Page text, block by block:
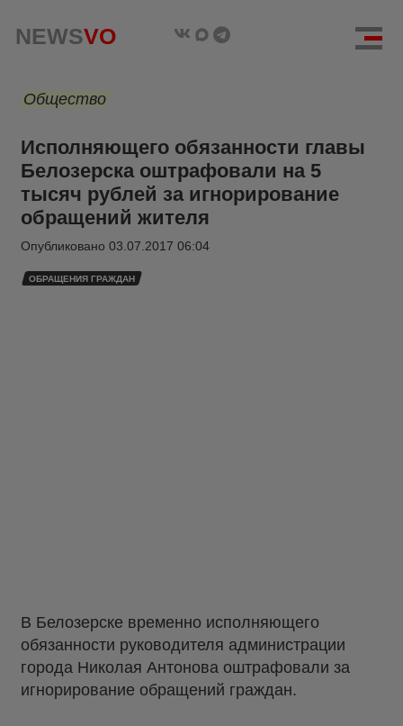
NEWSVO
Общество
Исполняющего обязанности главы
Белозерска оштрафовали на 5
тысяч рублей за игнорирование
обращений жителя
Опубликовано 03.07.2017 06:04
ОБРАЩЕНИЯ ГРАЖДАН
В Белозерске временно исполняющего
обязанности руководителя администрации
города Николая Антонова оштрафовали за
игнорирование обращений граждан.